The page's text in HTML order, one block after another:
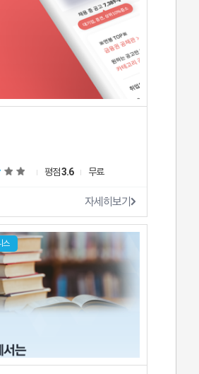
평점3.6 무료
자세히보기
스